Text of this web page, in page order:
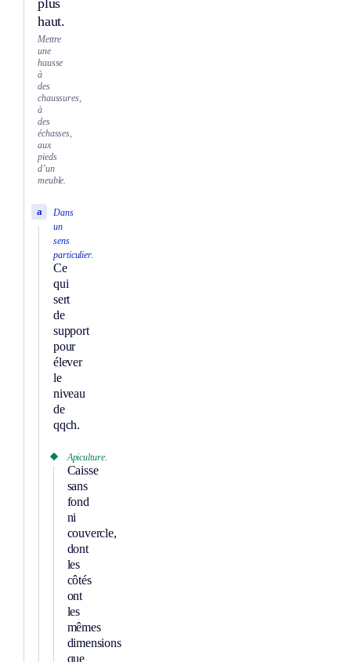
plus
haut.
Mettre
une
hausse
à
des
chaussures,
à
des
échasses,
aux
pieds
d’un
meuble.
Dans
un
sens
particulier.
Ce
qui
sert
de
support
pour
élever
le
niveau
de
qqch.
a
Apiculture.
Caisse
sans
fond
ni
couvercle,
dont
les
côtés
ont
les
mêmes
dimensions
que